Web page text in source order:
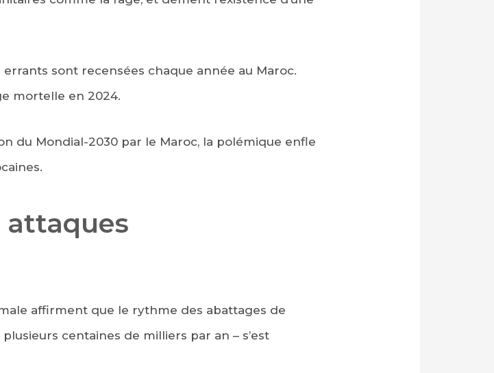
sont recensées chaque année au Maroc.
mortelle en 2024.
du Mondial-2030 par le Maroc, la polémique enfle
attaques
affirment que le rythme des abattages de
centaines de milliers par an – s’est